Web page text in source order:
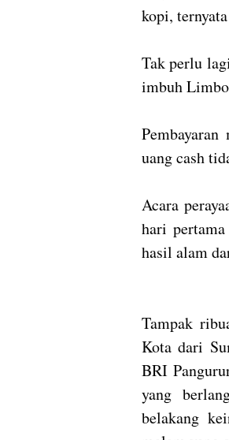
kopi,
Tak perlu
imbuh
uang cash
Acara
hari
hasil alam
Tampak
Kota dari
BRI
yang
belakang